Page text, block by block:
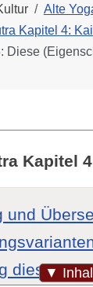
Alte
Kapitel 4:
Diese
▼
Kapitel
und
dieser